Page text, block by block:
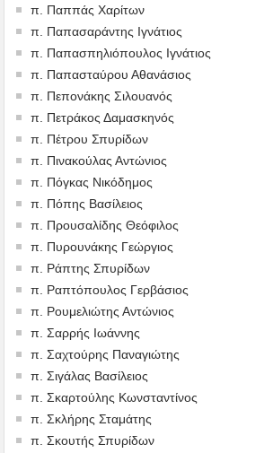
π. Παππάς Χαρίτων
π. Παπασαράντης Ιγνάτιος
π. Παπασπηλιόπουλος Ιγνάτιος
π. Παπασταύρου Αθανάσιος
π. Πεπονάκης Σιλουανός
π. Πετράκος Δαμασκηνός
π. Πέτρου Σπυρίδων
π. Πινακούλας Αντώνιος
π. Πόγκας Νικόδημος
π. Πόπης Βασίλειος
π. Προυσαλίδης Θεόφιλος
π. Πυρουνάκης Γεώργιος
π. Ράπτης Σπυρίδων
π. Ραπτόπουλος Γερβάσιος
π. Ρουμελιώτης Αντώνιος
π. Σαρρής Ιωάννης
π. Σαχτούρης Παναγιώτης
π. Σιγάλας Βασίλειος
π. Σκαρτούλης Κωνσταντίνος
π. Σκλήρης Σταμάτης
π. Σκουτής Σπυρίδων